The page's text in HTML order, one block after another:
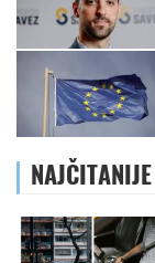
NAJČITANIJE